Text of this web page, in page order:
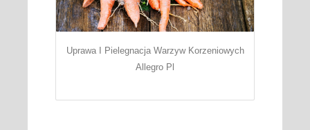
Uprawa I Pielegnacja Warzyw Korzeniowych
Allegro Pl